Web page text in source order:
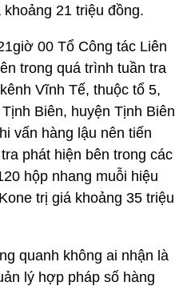
21 triệu đồng.
00 Tổ Công tác Liên
trong quá trình tuần tra
Vĩnh Tế, thuộc tổ 5,
Biên, huyện Tịnh Biên
vấn hàng lậu nên tiến
phát hiện bên trong các
hộp nhang muỗi hiệu
trị giá khoảng 35 triệu
quanh không ai nhận là
lý hợp pháp số hàng